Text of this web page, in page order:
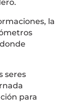
la
seres
para